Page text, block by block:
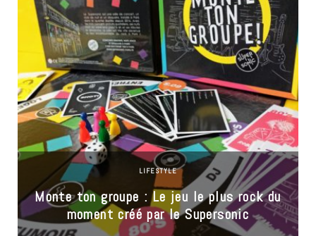
LIFESTYLE
Monte ton groupe : Le jeu le plus rock du
moment créé par le Supersonic